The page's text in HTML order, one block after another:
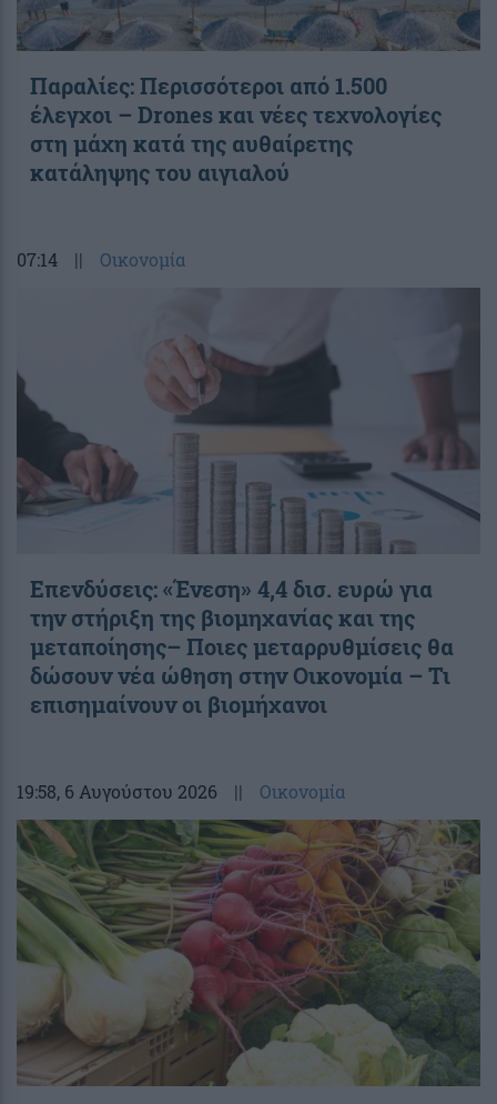
Παραλίες: Περισσότεροι από 1.500
έλεγχοι – Drones και νέες τεχνολογίες
στη μάχη κατά της αυθαίρετης
κατάληψης του αιγιαλού
07:14 || Οικονομία
Επενδύσεις: «Ένεση» 4,4 δισ. ευρώ για
την στήριξη της βιομηχανίας και της
μεταποίησης– Ποιες μεταρρυθμίσεις θα
δώσουν νέα ώθηση στην Οικονομία – Τι
επισημαίνουν οι βιομήχανοι
19:58, 6 Αυγούστου 2026 || Οικονομία